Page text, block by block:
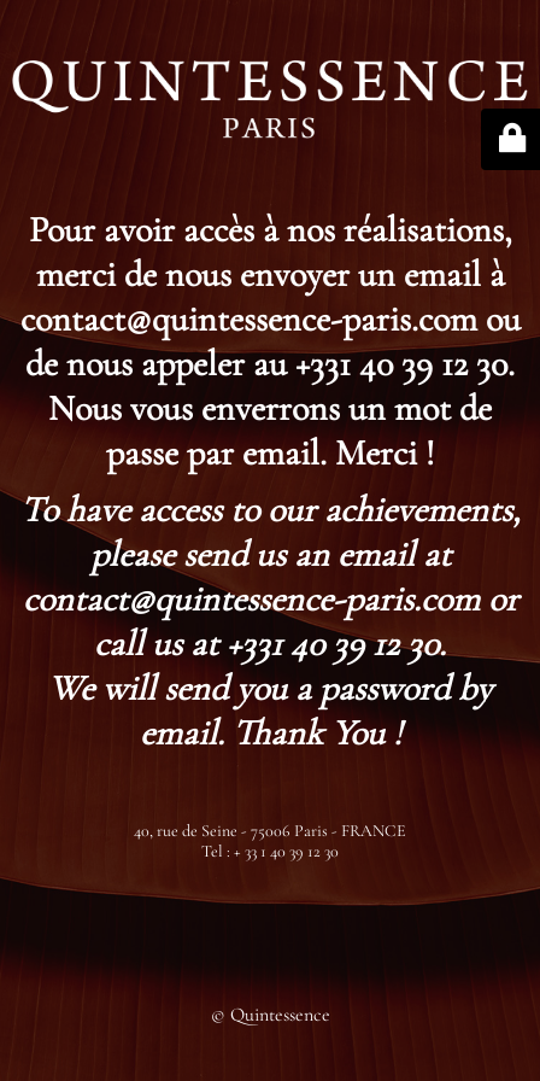
Pour avoir accès à nos réalisations,
merci de nous envoyer un email à
contact@quintessence-paris.com ou
de nous appeler au +331 40 39 12 30.
Nous vous enverrons un mot de
passe par email. Merci !
To have access to our achievements,
please send us an email at
contact@quintessence-paris.com or
call us at +331 40 39 12 30.
We will send you a password by
email. Thank You !
40, rue de Seine - 75006 Paris - FRANCE
Tel : + 33 1 40 39 12 30
© Quintessence